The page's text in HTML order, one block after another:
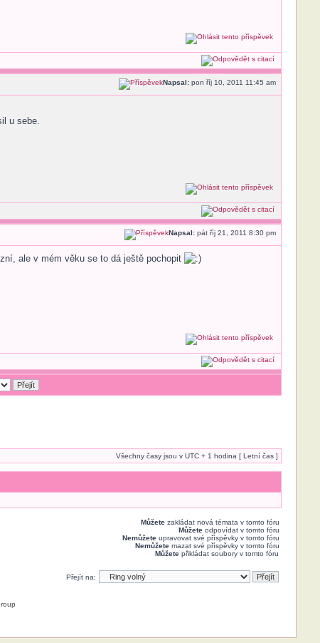
Napsal:pon říj 10, 2011 11:45 am
u sebe.
Napsal:pát říj 21, 2011 8:30 pm
ale v mém věku se to dá ještě pochopit
Všechny časy jsou v UTC + 1 hodina [ Letní čas ]
Můžetezakládat nová témata v tomto fóru
Můžeteodpovídat v tomto fóru
Nemůžeteupravovat své příspěvky v tomto fóru
Nemůžetemazat své příspěvky v tomto fóru
Můžetepřikládat soubory v tomto fóru
Přejít na: